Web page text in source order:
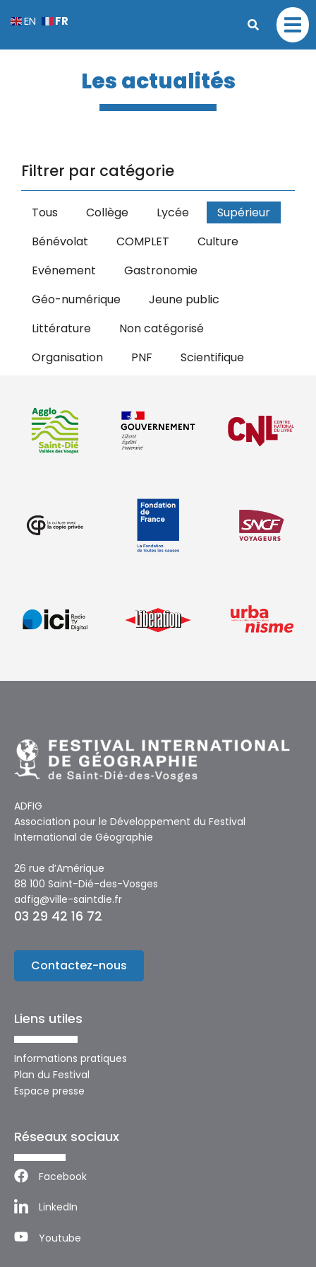
Les actualités
Filtrer par catégorie
Tous Collège Lycée
Supérieur
Bénévolat
COMPLET
Culture
Evénement
Gastronomie
Géo-numérique
Jeune public
Littérature
Non catégorisé
Organisation
PNF Scientifique
ADFIG
Association pour le Développement du Festival
International de Géographie
26 rue d’Amérique
88 100 Saint-Dié-des-Vosges
adfig@ville-saintdie.fr
03 29 42 16 72
Contactez-nous
Liens utiles
Informations pratiques
Plan du Festival
Espace presse
Réseaux sociaux
Facebook
LinkedIn
Youtube
EN FR